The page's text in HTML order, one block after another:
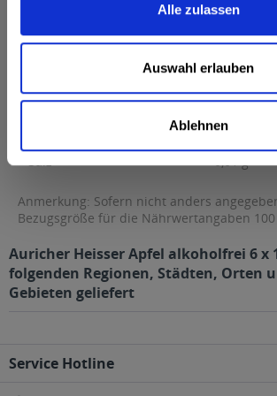
Alle zulassen
Auswahl erlauben
Ablehnen
0,1 g
davon gesättigte Fettsäuren
0,02 g
12 g
davon Zucker
12 g
0 g
Salz
0,01 g
Anmerkung: Sofern nicht anders
Bezugsgröße für die Nährwertangaben
Auricher Heisser Apfel alkoholfrei 6 x
folgenden Regionen, Städten, Orten
Gebieten geliefert
Service Hotline